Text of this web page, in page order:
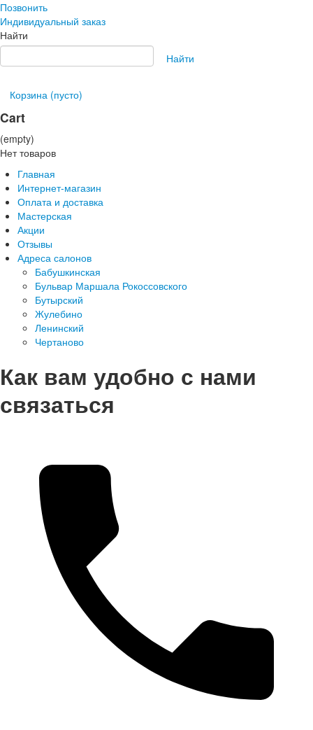
Позвонить
Индивидуальный заказ
Найти
Найти
Корзина (пусто)
Cart
(empty)
Нет товаров
Главная
Интернет-магазин
Оплата и доставка
Мастерская
Акции
Отзывы
Адреса салонов
Бабушкинская
Бульвар Маршала Рокоссовского
Бутырский
Жулебино
Ленинский
Чертаново
Как вам удобно с нами
связаться